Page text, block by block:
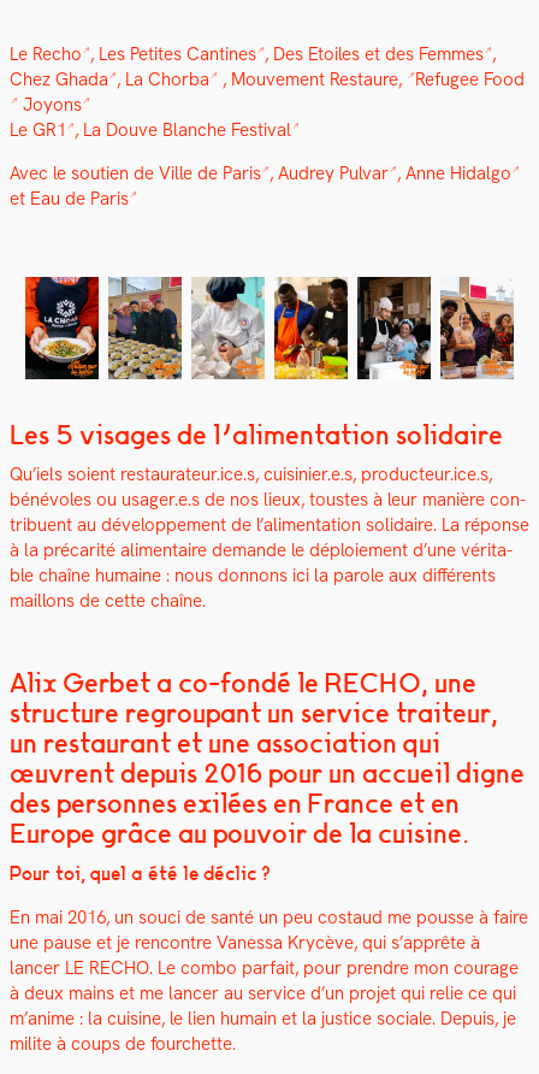
Le Recho , Les Petites Can­tines , Des Etoiles et des Femmes ,
Chez Gha­da , La Chor­ba , Mou­ve­ment Restau­re, Refugee Food
Joyons
Le GR1 , La Dou­ve Blanche Fes­ti­val
Avec le sou­tien de Ville de Paris , Audrey Pul­var , Anne Hidal­go
et Eau de Paris
Les 5 visages de l’alimentation solidaire
Qu’iels soient restaurateur.ice.s, cuisinier.e.s, producteur.ice.s,
bénév­oles ou usager.e.s de nos lieux, tou­stes à leur manière con­
tribuent au développe­ment de l’alimentation sol­idaire. La réponse
à la pré­car­ité ali­men­taire demande le déploiement d’une véri­ta­
ble chaîne humaine : nous don­nons ici la parole aux dif­férents
mail­lons de cette chaîne.
Alix Gerbet a co-fondé le RECHO, une
structure regroupant un service traiteur,
un restaurant et une association qui
œuvrent depuis 2016 pour un accueil digne
des personnes exilées en France et en
Europe grâce au pouvoir de la cuisine.
Pour toi, quel a été le déclic ?
En mai 2016, un souci de san­té un peu costaud me pousse à faire
une pause et je ren­con­tre Vanes­sa Krycève, qui s’apprête à
lancer LE RECHO. Le com­bo par­fait, pour pren­dre mon courage
à deux mains et me lancer au ser­vice d’un pro­jet qui relie ce qui
m’anime : la cui­sine, le lien humain et la jus­tice sociale. Depuis, je
milite à coups de fourchette.